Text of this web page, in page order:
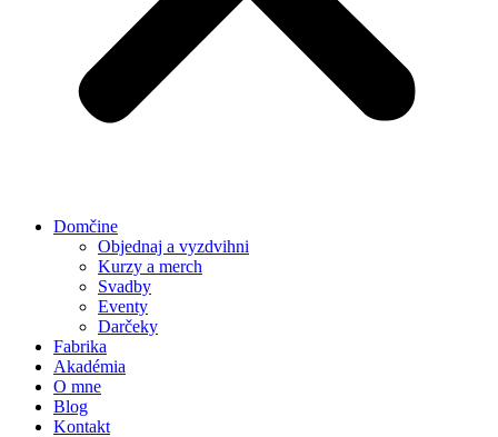
Domčine
Objednaj a vyzdvihni
Kurzy a merch
Svadby
Eventy
Darčeky
Fabrika
Akadémia
O mne
Blog
Kontakt